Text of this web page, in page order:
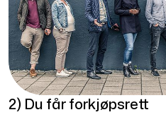
2) Du får forkjøpsrett